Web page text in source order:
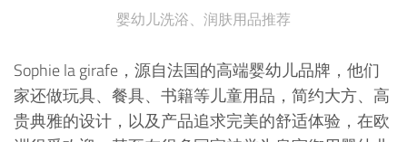
婴幼儿洗浴、润肤用品推荐
Sophie la girafe，源自法国的高端婴幼儿品牌，他们
家还做玩具、餐具、书籍等儿童用品，简约大方、高
贵典雅的设计，以及产品追求完美的舒适体验，在欧